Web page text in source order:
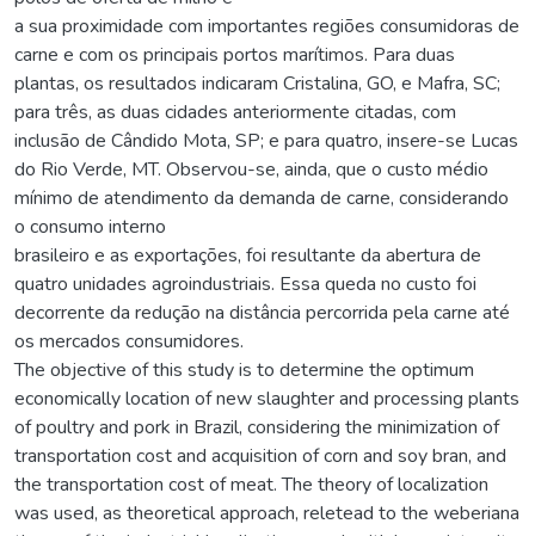
a sua proximidade com importantes regiões consumidoras de
carne e com os principais portos marítimos. Para duas
plantas, os resultados indicaram Cristalina, GO, e Mafra, SC;
para três, as duas cidades anteriormente citadas, com
inclusão de Cândido Mota, SP; e para quatro, insere-se Lucas
do Rio Verde, MT. Observou-se, ainda, que o custo médio
mínimo de atendimento da demanda de carne, considerando
o consumo interno
brasileiro e as exportações, foi resultante da abertura de
quatro unidades agroindustriais. Essa queda no custo foi
decorrente da redução na distância percorrida pela carne até
os mercados consumidores.
The objective of this study is to determine the optimum
economically location of new slaughter and processing plants
of poultry and pork in Brazil, considering the minimization of
transportation cost and acquisition of corn and soy bran, and
the transportation cost of meat. The theory of localization
was used, as theoretical approach, reletead to the weberiana